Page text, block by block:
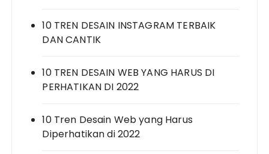
10 TREN DESAIN INSTAGRAM TERBAIK
DAN CANTIK
10 TREN DESAIN WEB YANG HARUS DI
PERHATIKAN DI 2022
10 Tren Desain Web yang Harus
Diperhatikan di 2022